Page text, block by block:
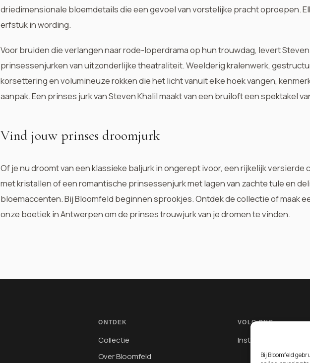
Bij Bloomfeld
driedimensionale bloemdetails die een gevoel van vorstelijke pracht oproepen.
erfstuk in wording.
Voor bruiden die verlangen naar rode-loperdrama op hun trouwdag, levert
prinsessenjurken van uitzonderlijke theatraliteit. Weelderig kralenwerk,
korsettering en volumineuze rokken die het licht vanuit elke hoek vangen,
aanpak. Een prinses jurk van Steven Khalil maakt van een bruiloft een spektakel
Vind jouw prinses droomjurk
Of je nu droomt van een klassieke baljurk in ongerept ivoor, een rijkelijk versierde
met kristallen of een romantische prinsessenjurk met lagen van zachte tule en
bloemaccenten. Bij Bloomfeld beginnen sprookjes.Ontdek de collectieofmaak
onze boetiek in Antwerpen om de prinses trouwjurk van je dromen te vinden.
ONTDEK
Collectie
Over Bloomfeld
VOLG ONS
Instagram